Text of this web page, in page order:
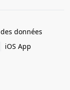
données
iOS App